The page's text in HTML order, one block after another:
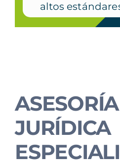
altos
ASESORÍA
JURÍDICA